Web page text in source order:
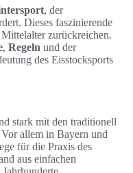
, der
Dieses faszinierende
zurückreichen.
, Regeln und der
des Eisstocksports
stark mit den traditionell
allem in Bayern und
für die Praxis des
aus einfachen